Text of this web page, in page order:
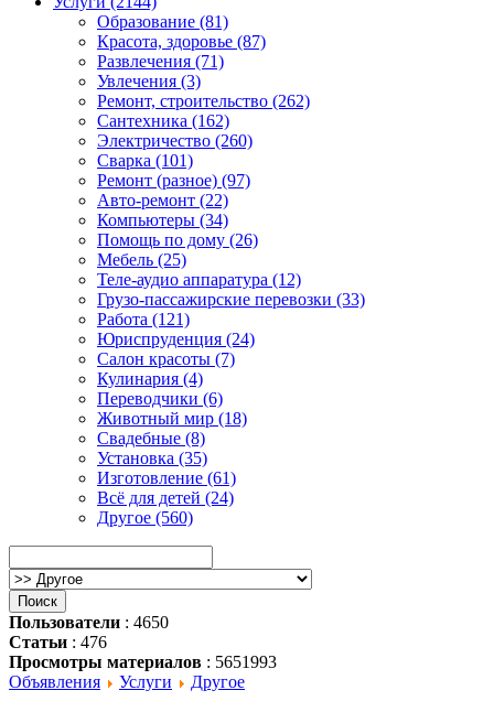
Образование (81)
Красота, здоровье (87)
Развлечения (71)
Увлечения (3)
Ремонт, строительство (262)
Сантехника (162)
Электричество (260)
Сварка (101)
Ремонт (разное) (97)
Авто-ремонт (22)
Компьютеры (34)
Помощь по дому (26)
Мебель (25)
Теле-аудио аппаратура (12)
Грузо-пассажирские перевозки (33)
Работа (121)
Юриспруденция (24)
Салон красоты (7)
Кулинария (4)
Переводчики (6)
Животный мир (18)
Свадебные (8)
Установка (35)
Изготовление (61)
Всё для детей (24)
Другое (560)
Пользователи : 4650
Статьи : 476
Просмотры материалов : 5651993
Объявления
Услуги Другое